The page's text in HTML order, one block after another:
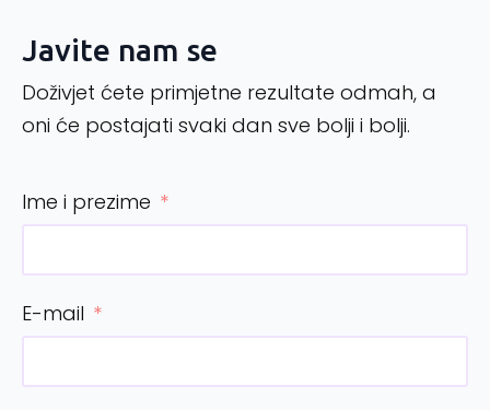
Javite nam se
Doživjet ćete primjetne rezultate odmah, a
oni će postajati svaki dan sve bolji i bolji.
Ime i prezime
E-mail